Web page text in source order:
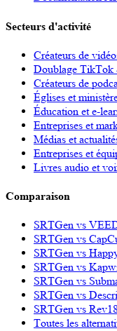
Secteurs d'activité
Créateurs de
Doublage TikTok
Créateurs de
Églises et
Éducation et e-
Entreprises et
Médias et
Entreprises et
Livres audio et
Comparaison
SRTGen vs
SRTGen vs
SRTGen vs
SRTGen vs
SRTGen vs
SRTGen vs
SRTGen vs Rev
Toutes les